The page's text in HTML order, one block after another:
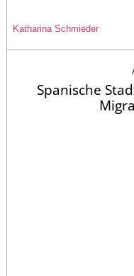
Katharina Schmieder
Spanische